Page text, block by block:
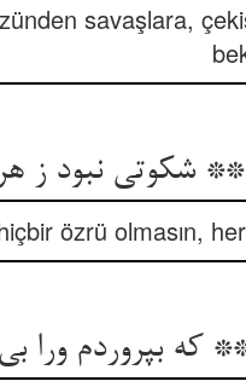
savaşlara,
özrü olmasın,